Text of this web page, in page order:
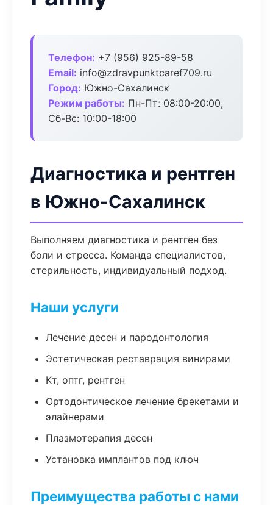
Телефон: +7 (956) 925-89-58
Email: info@zdravpunktcaref709.ru
Город: Южно-Сахалинск
Режим работы: Пн-Пт: 08:00-20:00,
Сб-Вс: 10:00-18:00
Диагностика и рентген
в Южно-Сахалинск
Выполняем диагностика и рентген без
боли и стресса. Команда специалистов,
стерильность, индивидуальный подход.
Наши услуги
Лечение десен и пародонтология
Эстетическая реставрация винирами
Кт, оптг, рентген
Ортодонтическое лечение брекетами и
элайнерами
Плазмотерапия десен
Установка имплантов под ключ
Преимущества работы с нами